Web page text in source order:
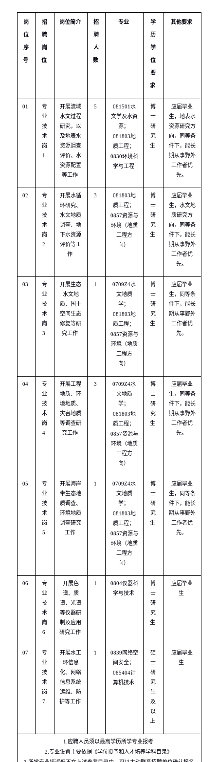
岗
位
序
号
招
聘
岗
位
岗位简介 招
聘
人
数
专业 学
历
学
位
要
求
其他要求
01
专
业
技
术
岗
1
开展流域
水文过程
研究，以
及地表水
资源调查
评价、水
资源配置
等工作
5 081501水
文学及水资
源；
081803地
质工程；
0830环境科
学与工程
博
士
研
究
生
应届毕业
生，地表水
资源研究方
向，同等条
件下，能长
期从事野外
工作者优
先。
02
专
业
技
术
岗
2
开展水循
环研究、
水文地质
调查、地
下水资源
评价等工
作
3 081803地
质工程；
0857资源与
环境（地质
工程方
向）
博
士
研
究
生
应届毕业
生，水文地
质研究方
向，同等条
件下。能长
期从事野外
工作者优
先。
03
专
业
技
术
岗
3
开展生态
水文地
质、国土
空间生态
修复等研
究工作
1 0709Z4水
文地质
学；
081803地
质工程；
0857资源与
环境（地质
工程方
向）
博
士
研
究
生
应届毕业
生，同等条
件下，能长
期从事野外
工作者优
先。
04
专
业
技
术
岗
4
开展工程
地质、环
境地质、
灾害地质
等调查研
究工作
3 0709Z4水
文地质
学；
081803地
质工程；
0857资源与
环境（地质
工程方
向）
博
士
研
究
生
应届毕业
生，同等条
件下，能长
期从事野外
工作者优
先。
05
专
业
技
术
岗
5
开展海岸
带生态地
质调查、
环境地质
调查研究
工作
1 0709Z4水
文地质
学；
081803地
质工程；
0857资源与
环境（地质
工程方
向）
博
士
研
究
生
应届毕业
生，同等条
件下，能长
期从事野外
工作者优
先。
06
专
业
技
术
岗
6
开展色
谱、质
谱、光谱
等仪器研
制及应用
研究工作
1 0804仪器科
学与技术
博
士
研
究
生
应届毕业
生
07
专
业
技
术
岗
7
开展水工
环信息
化、网络
信息系统
运维、防
护等工作
1 0839网络空
间安全；
085404计
算机技术
硕
士
研
究
生
及
以
上
应届毕业
生
1. 应聘人员须以最高学历所学专业报考
2. 专业设置主要依据《学位授予和人才培养学科目录》